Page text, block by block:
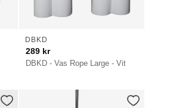
DBKD - Vas Rope Large - Vit
DBKD
289 kr